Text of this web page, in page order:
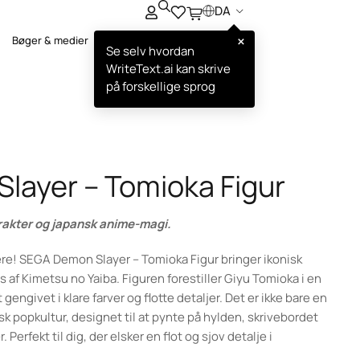
Bøger & medier
DA
×
Se selv hvordan
WriteText.ai kan skrive
på forskellige sprog
– Tomioka Figur
og japansk anime-magi.
SEGA Demon Slayer – Tomioka Figur bringer ikonisk
Kimetsu no Yaiba. Figuren forestiller Giyu Tomioka i en
i klare farver og flotte detaljer. Det er ikke bare en
popkultur, designet til at pynte på hylden, skrivebordet
Perfekt til dig, der elsker en flot og sjov detalje i